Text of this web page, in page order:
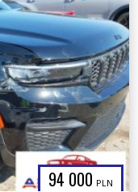
94 000 PLN